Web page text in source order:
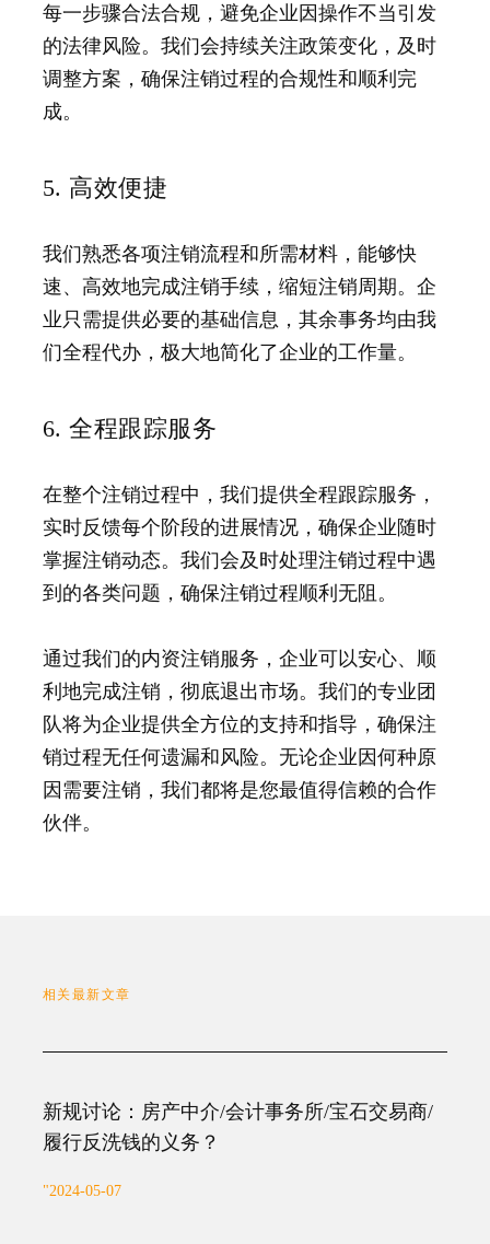
每一步骤合法合规，避免企业因操作不当引发
的法律风险。我们会持续关注政策变化，及时
调整方案，确保注销过程的合规性和顺利完
成。
5. 高效便捷
我们熟悉各项注销流程和所需材料，能够快
速、高效地完成注销手续，缩短注销周期。企
业只需提供必要的基础信息，其余事务均由我
们全程代办，极大地简化了企业的工作量。
6. 全程跟踪服务
在整个注销过程中，我们提供全程跟踪服务，
实时反馈每个阶段的进展情况，确保企业随时
掌握注销动态。我们会及时处理注销过程中遇
到的各类问题，确保注销过程顺利无阻。
通过我们的内资注销服务，企业可以安心、顺
利地完成注销，彻底退出市场。我们的专业团
队将为企业提供全方位的支持和指导，确保注
销过程无任何遗漏和风险。无论企业因何种原
因需要注销，我们都将是您最值得信赖的合作
伙伴。
相关最新文章
新规讨论：房产中介/会计事务所/宝石交易商/
履行反洗钱的义务？
"2024-05-07